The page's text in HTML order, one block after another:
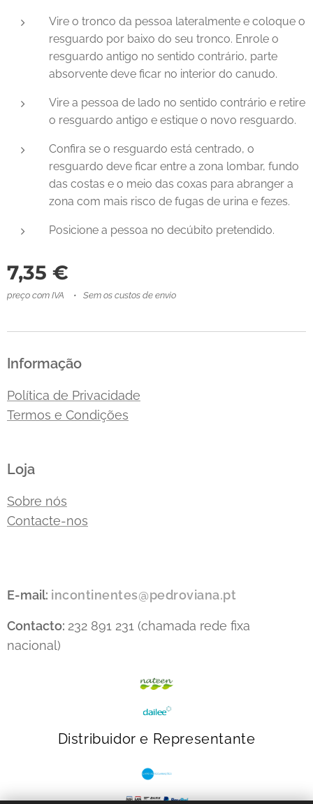
Vire o tronco da pessoa lateralmente e coloque o
resguardo por baixo do seu tronco. Enrole o
resguardo antigo no sentido contrário, parte
absorvente deve ficar no interior do canudo.
Vire a pessoa de lado no sentido contrário e retire
o resguardo antigo e estique o novo resguardo.
Confira se o resguardo está centrado, o
resguardo deve ficar entre a zona lombar, fundo
das costas e o meio das coxas para abranger a
zona com mais risco de fugas de urina e fezes.
Posicione a pessoa no decúbito pretendido.
7,35 €
preço com IVA Sem os custos de envio
Informação
Política de Privacidade
Termos e Condições
Loja
Sobre nós
Contacte-nos
E-mail: incontinentes@pedroviana.pt
Contacto: 232 891 231 (chamada rede fixa
nacional)
Distribuidor e Representante